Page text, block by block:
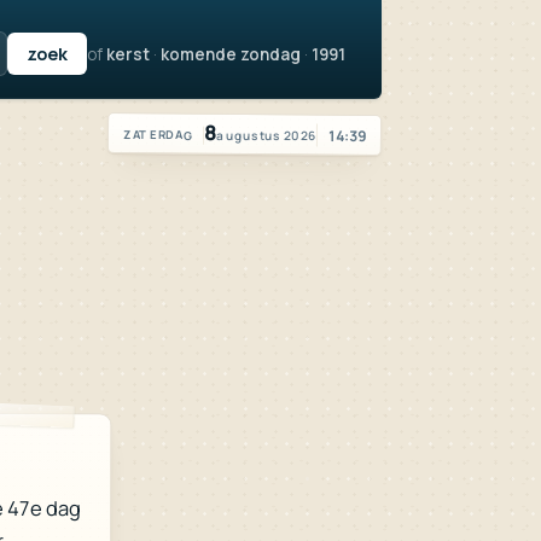
Vandaag is het zaterdag 8 augustus 2026
ZATERDAG 8augustus 2026 14:39
47e dag
of kerst · komende zondag · 1991